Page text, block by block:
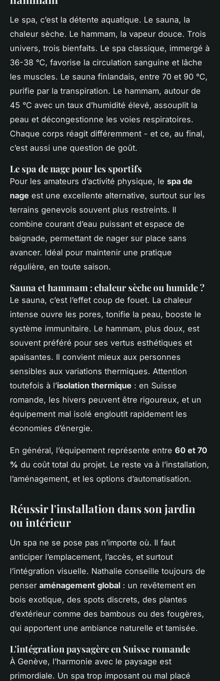
Le spa, c’est la détente aquatique. Le sauna, la
chaleur sèche. Le hammam, la vapeur douce. Trois
univers, trois bienfaits. Le spa classique, immergé à
36-38 °C, favorise la circulation sanguine et lâche
les muscles. Le sauna finlandais, entre 70 et 90 °C,
purifie par la transpiration. Le hammam, autour de
45 °C avec un taux d’humidité élevé, assouplit la
peau et décongestionne les voies respiratoires.
Chaque corps réagit différemment - et ce, au final,
c’est aussi une question de goût.
Le spa de nage pour les sportifs
Pour les amateurs d’activité physique, le spa de
nage est une excellente alternative, surtout sur les
terrains genevois souvent plus restreints. Il
combine courant d’eau puissant et espace de
baignade, permettant de nager sur place sans
avancer. Idéal pour maintenir une pratique
régulière, en toute saison.
Sauna et hammam : chaleur sèche ou humide ?
Le sauna, c’est l’effet coup de fouet. La chaleur
intense ouvre les pores, tonifie la peau, booste le
système immunitaire. Le hammam, plus doux, est
souvent préféré pour ses vertus esthétiques et
apaisantes. Il convient mieux aux personnes
sensibles aux variations thermiques. Attention
toutefois à l’isolation thermique : en Suisse
romande, les hivers peuvent être rigoureux, et un
équipement mal isolé engloutit rapidement les
économies d’énergie.
En général, l’équipement représente entre 60 et 70
% du coût total du projet. Le reste va à l’installation,
l’aménagement, et les options d’automatisation.
Réussir l'installation dans son jardin
ou intérieur
Un spa ne se pose pas n’importe où. Il faut
anticiper l’emplacement, l’accès, et surtout
l’intégration visuelle. Nathalie conseille toujours de
penser aménagement global : un revêtement en
bois exotique, des spots discrets, des plantes
d’extérieur comme des bambous ou des fougères,
qui apportent une ambiance naturelle et tamisée.
L'intégration paysagère en Suisse romande
À Genève, l’harmonie avec le paysage est
primordiale. Un spa trop imposant ou mal placé